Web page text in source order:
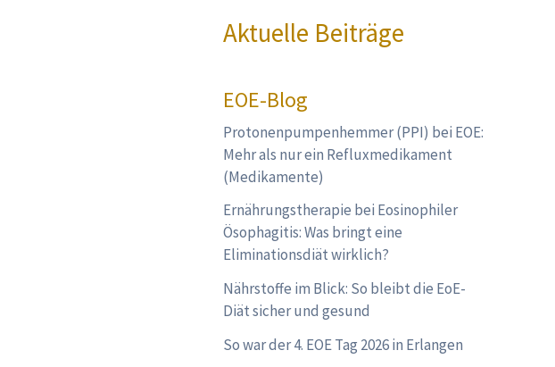
Aktuelle Beiträge
EOE-Blog
Protonenpumpenhemmer (PPI) bei EOE:
Mehr als nur ein Refluxmedikament
(Medikamente)
Ernährungstherapie bei Eosinophiler
Ösophagitis: Was bringt eine
Eliminationsdiät wirklich?
Nährstoffe im Blick: So bleibt die EoE-
Diät sicher und gesund
So war der 4. EOE Tag 2026 in Erlangen